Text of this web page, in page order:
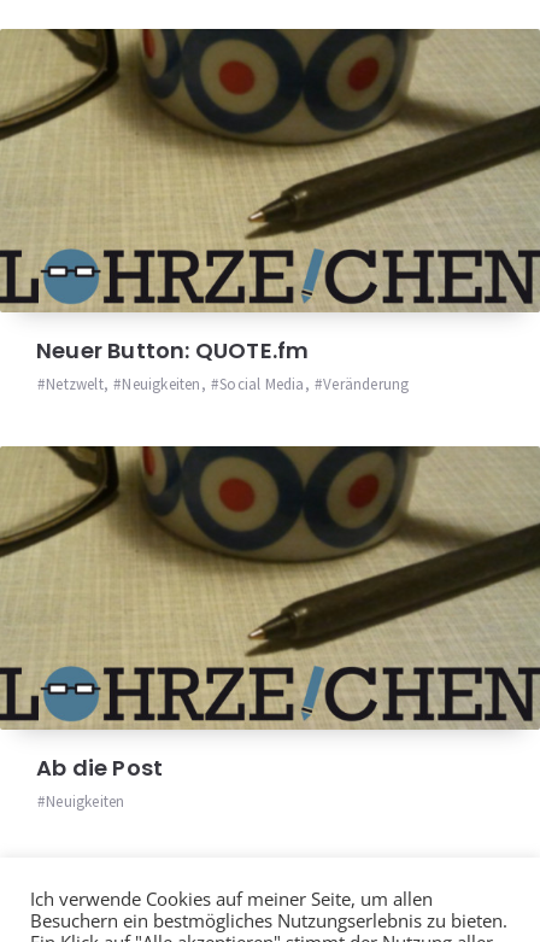
Neuer Button: QUOTE.fm
Netzwelt, Neuigkeiten, Social Media, Veränderung
Ab die Post
Neuigkeiten
Ich verwende Cookies auf meiner Seite, um allen
Besuchern ein bestmögliches Nutzungserlebnis zu bieten.